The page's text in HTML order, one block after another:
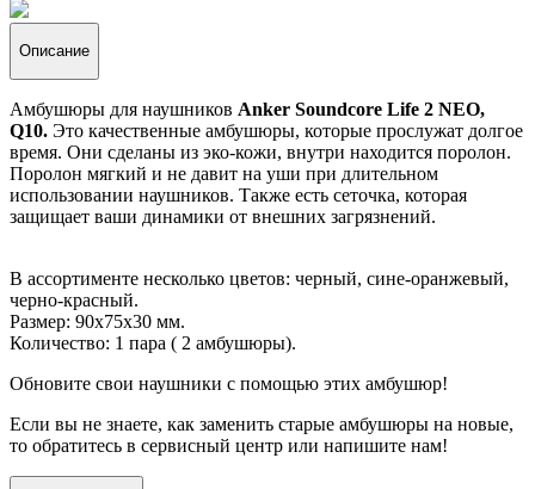
Описание
Амбушюры для наушников Anker Soundcore Life 2 NEO,
Q10. Это качественные амбушюры, которые прослужат долгое
время. Они сделаны из эко-кожи, внутри находится поролон.
Поролон мягкий и не давит на уши при длительном
использовании наушников. Также есть сеточка, которая
защищает ваши динамики от внешних загрязнений.
В ассортименте несколько цветов: черный, сине-оранжевый,
черно-красный.
Размер: 90х75х30 мм.
Количество: 1 пара ( 2 амбушюры).
Обновите свои наушники с помощью этих амбушюр!
Если вы не знаете, как заменить старые амбушюры на новые,
то обратитесь в сервисный центр или напишите нам!